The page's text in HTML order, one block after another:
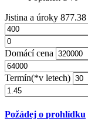
Jistina a úroky 877.38
Domácí cena
Termín(*v letech)
Požádej o prohlídku